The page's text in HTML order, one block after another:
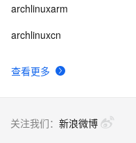
查看更多
archlinuxarm
archlinuxcn
关注我们： 新浪微博